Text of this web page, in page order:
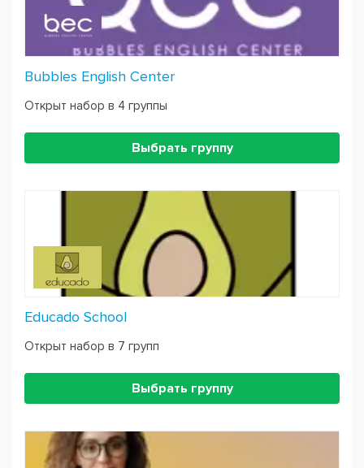
Bubbles English Center
Открыт набор в 4 группы
Выбрать группу
Educado School
Открыт набор в 7 групп
Выбрать группу